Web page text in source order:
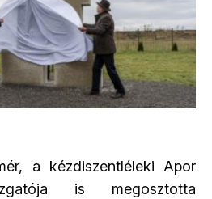
a kézdiszentléleki Apor
is megosztotta